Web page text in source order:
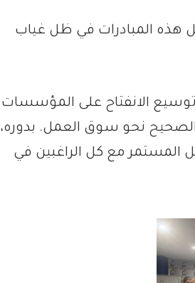
هذه المبادرات في ظل غياب
الانفتاح على المؤسسات
الصحيح نحو سوق العمل. بدوره،
المستمر مع كل الراغبين في